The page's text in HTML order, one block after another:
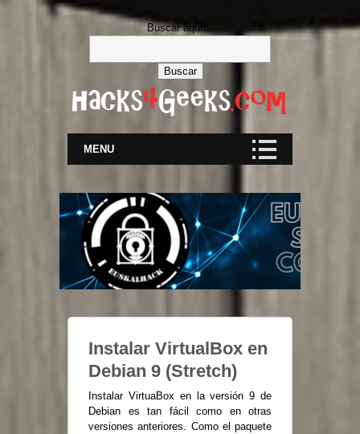
Buscar aquí...
MENU
Instalar VirtualBox en
Debian 9 (Stretch)
Instalar VirtuaBox en la versión 9 de
Debian es tan fácil como en otras
versiones anteriores. Como el paquete